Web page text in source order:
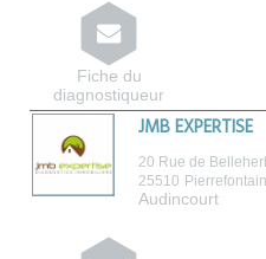
Fiche du
diagnostiqueur
JMB EXPERTISE
20 Rue de
25510
Audincourt